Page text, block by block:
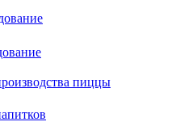
пиццы